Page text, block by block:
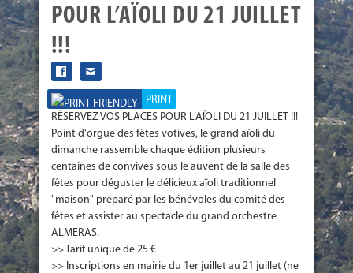
POUR L’AÏOLI DU 21 JUILLET
!!!
PRINT
RÉSERVEZ VOS PLACES POUR L’AÏOLI DU 21 JUILLET !!!
Point d'orgue des fêtes votives, le grand aïoli du
dimanche rassemble chaque édition plusieurs
centaines de convives sous le auvent de la salle des
fêtes pour déguster le délicieux aïoli traditionnel
"maison" préparé par les bénévoles du comité des
fêtes et assister au spectacle du grand orchestre
ALMERAS.
>> Tarif unique de 25 €
>> Inscriptions en mairie du 1er juillet au 21 juillet (ne